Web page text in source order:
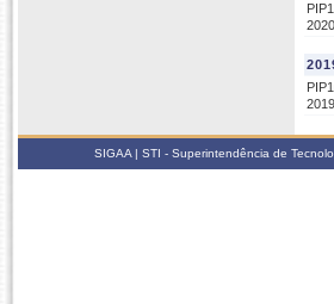
2020
2019
SIGAA | STI - Superintendência de